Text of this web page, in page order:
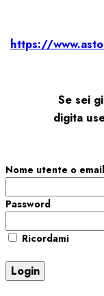
https://
Se sei
digita
Nome utente o email
Password
Ricordami